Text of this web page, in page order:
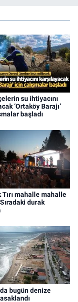
su ihtiyacını
‘Ortaköy Barajı’
başladı
mahalle mahalle
durak
bugün denize